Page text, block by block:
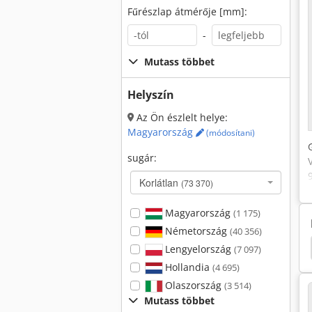
Fűrészlap átmérője [mm]:
-
Mutass többet
Helyszín
Az Ön észlelt helye:
Magyarország
(módosítani)
sugár:
Korlátlan (73 370)
Magyarország (1 175)
Németország (40 356)
Lengyelország (7 097)
Hollandia (4 695)
Olaszország (3 514)
Mutass többet
Gea Hőcserélő Vemag